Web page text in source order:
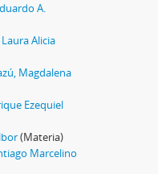
A.
Alicia
Magdalena
Ezequiel
(Materia)
Marcelino